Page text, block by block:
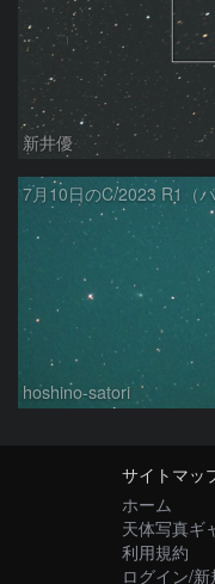
新井優
hoshino-satori
サイトマッ
ホーム
天体写真ギ
利用規約
ログイン/